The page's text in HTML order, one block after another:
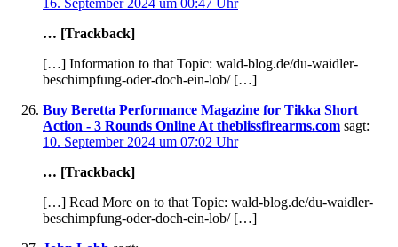
16. September 2024 um 00:47 Uhr
… [Trackback]
[…] Information to that Topic: wald-blog.de/du-waidler-
beschimpfung-oder-doch-ein-lob/ […]
Buy Beretta Performance Magazine for Tikka Short
Action - 3 Rounds Online At theblissfirearms.com sagt:
10. September 2024 um 07:02 Uhr
… [Trackback]
[…] Read More on to that Topic: wald-blog.de/du-waidler-
beschimpfung-oder-doch-ein-lob/ […]